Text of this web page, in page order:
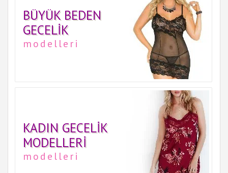
BÜYÜK BEDEN
GECELIK
modelleri
KADIN GECELIK
MODELLERI
modelleri